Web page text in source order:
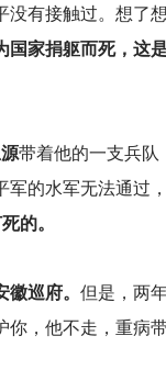
没有接触过。想了想
国家捐躯而死，这
带着他的一支兵队
的水军无法通过，
的。
巡府。 但是，两
你，他不走，重病